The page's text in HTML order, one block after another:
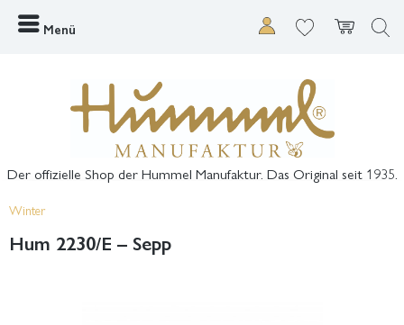
Menü
Der offizielle Shop der Hummel Manufaktur. Das Original seit 1935.
Winter
Hum 2230/E – Sepp